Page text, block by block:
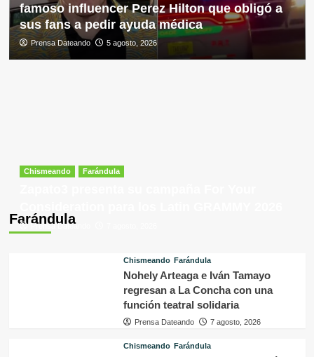
famoso influencer Perez Hilton que obligó a
sus fans a pedir ayuda médica
Prensa Dateando 5 agosto, 2026
Farándula
Chismeando Farándula
Prensa Dateando
Chismeando Farándula
Nohely Arteaga e Iván Tamayo
regresan a La Concha con una
función teatral solidaria
Prensa Dateando 7 agosto, 2026
Chismeando Farándula